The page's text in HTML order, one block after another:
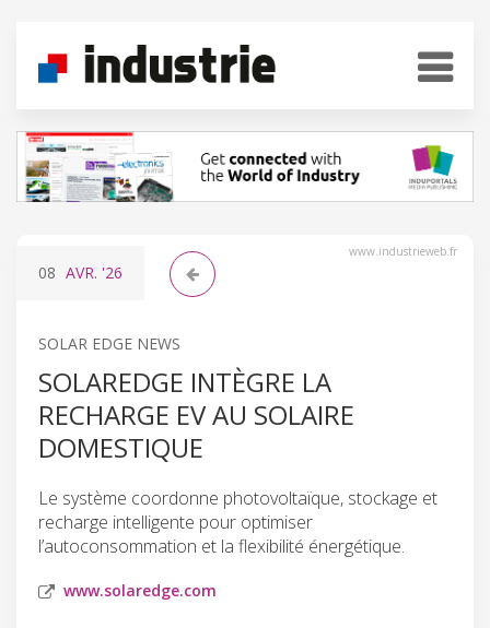
www.industrieweb.fr
08 AVR. '26
SOLAR EDGE NEWS
SOLAREDGE INTÈGRE LA
RECHARGE EV AU SOLAIRE
DOMESTIQUE
Le système coordonne photovoltaïque, stockage et
recharge intelligente pour optimiser
l’autoconsommation et la flexibilité énergétique.
www.solaredge.com